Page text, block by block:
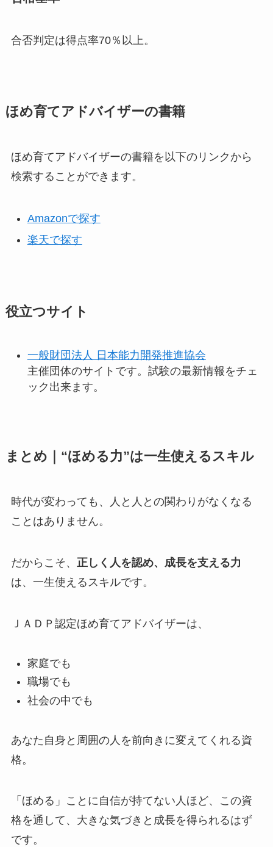
合否判定は得点率70％以上。
ほめ育てアドバイザーの書籍
ほめ育てアドバイザーの書籍を以下のリンクから
検索することができます。
Amazonで探す
楽天で探す
役立つサイト
一般財団法人 日本能力開発推進協会
主催団体のサイトです。試験の最新情報をチェ
ック出来ます。
まとめ｜“ほめる力”は一生使えるスキル
時代が変わっても、人と人との関わりがなくなる
ことはありません。
だからこそ、 正しく人を認め、成長を支える力
は、一生使えるスキルです。
ＪＡＤＰ認定ほめ育てアドバイザーは、
家庭でも
職場でも
社会の中でも
あなた自身と周囲の人を前向きに変えてくれる資
格。
「ほめる」ことに自信が持てない人ほど、この資
格を通して、大きな気づきと成長を得られるはず
です。